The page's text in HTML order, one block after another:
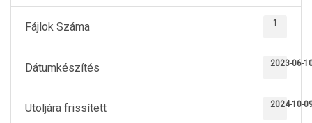
Fájlok Száma 1
Dátumkészítés 2023-06-
Utoljára frissített 2024-10-